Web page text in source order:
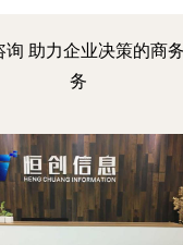
助力企业决策的商
务